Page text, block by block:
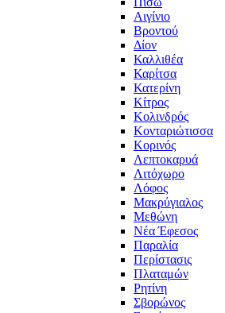
Αιγίνιο
Βροντού
Δίον
Καλλιθέα
Καρίτσα
Κατερίνη
Κίτρος
Κολινδρός
Κονταριώτισσα
Κορινός
Λεπτοκαρυά
Λιτόχωρο
Λόφος
Μακρύγιαλος
Μεθώνη
Νέα Έφεσος
Παραλία
Περίστασις
Πλαταμών
Ρητίνη
Σβορώνος